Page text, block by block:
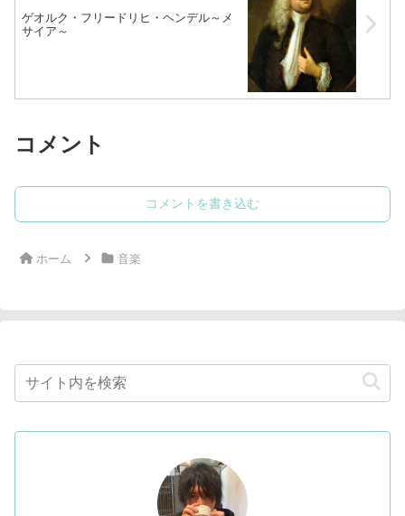
ゲオルク・フリードリヒ・ヘンデル～メ
サイア～
コメント
コメントを書き込む
ホーム 音楽